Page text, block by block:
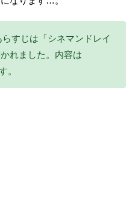
すじは「シネマンドレイ
れました。内容は
。